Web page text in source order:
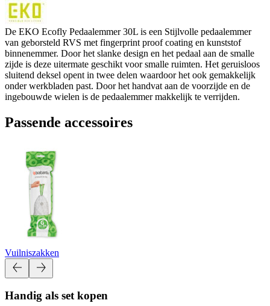
De EKO Ecofly Pedaalemmer 30L is een Stijlvolle pedaalemmer
van geborsteld RVS met fingerprint proof coating en kunststof
binnenemmer. Door het slanke design en het pedaal aan de smalle
zijde is deze uitermate geschikt voor smalle ruimten. Het geruisloos
sluitend deksel opent in twee delen waardoor het ook gemakkelijk
onder werkbladen past. Door het handvat aan de voorzijde en de
ingebouwde wielen is de pedaalemmer makkelijk te verrijden.
Passende accessoires
Vuilniszakken
Handig als set kopen